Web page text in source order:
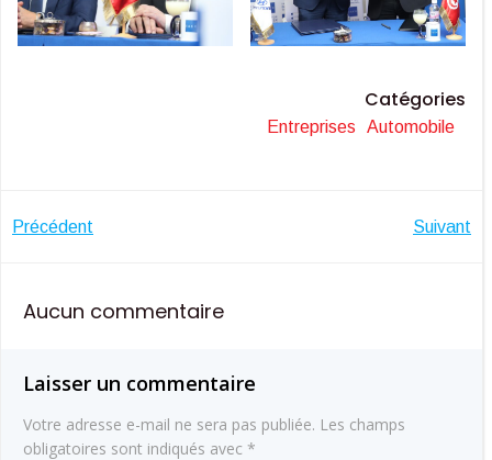
Catégories
Entreprises Automobile
Navigation
de
Précédent Suivant
Aucun commentaire
Laisser un commentaire
Votre adresse e-mail ne sera pas publiée. Les champs
obligatoires sont indiqués avec *